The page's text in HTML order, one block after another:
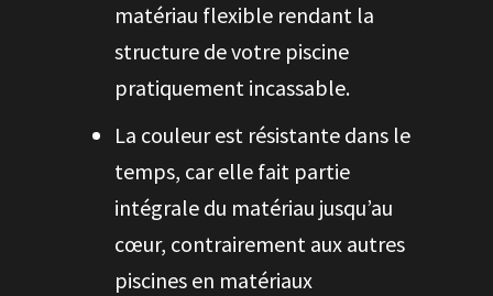
matériau flexible rendant la
structure de votre piscine
pratiquement incassable.
La couleur est résistante dans le
temps, car elle fait partie
intégrale du matériau jusqu’au
cœur, contrairement aux autres
piscines en matériaux